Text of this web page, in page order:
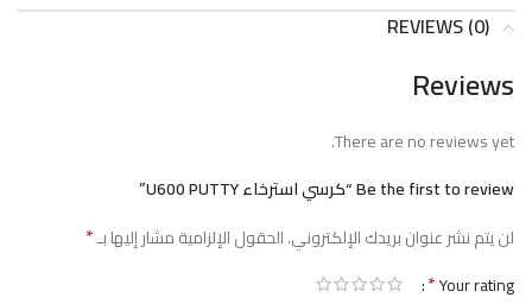
REVIEWS (0)
Reviews
There are no reviews yet.
Be the first to review “كرسي استرخاء U600 PUTTY”
لن يتم نشر عنوان بريدك الإلكتروني.الحقول الإلزامية مشار إليها بـ*
Your rating
*